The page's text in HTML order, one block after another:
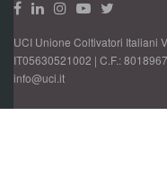
UCI Unione Coltivatori Italiani
IT05630521002 | C.F.:
info@uci.it